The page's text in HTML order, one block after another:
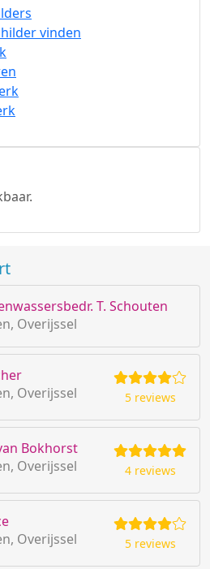
vinden
T. Schouten
Overijssel
Overijssel
5 reviews
Bokhorst
Overijssel
4 reviews
Overijssel
5 reviews